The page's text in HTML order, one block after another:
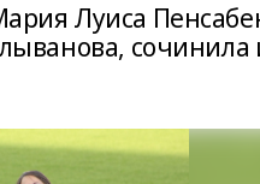
Луиса